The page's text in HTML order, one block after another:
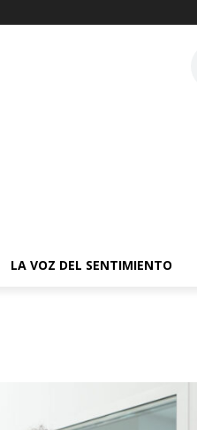
LA VOZ DEL SENTIMIENTO